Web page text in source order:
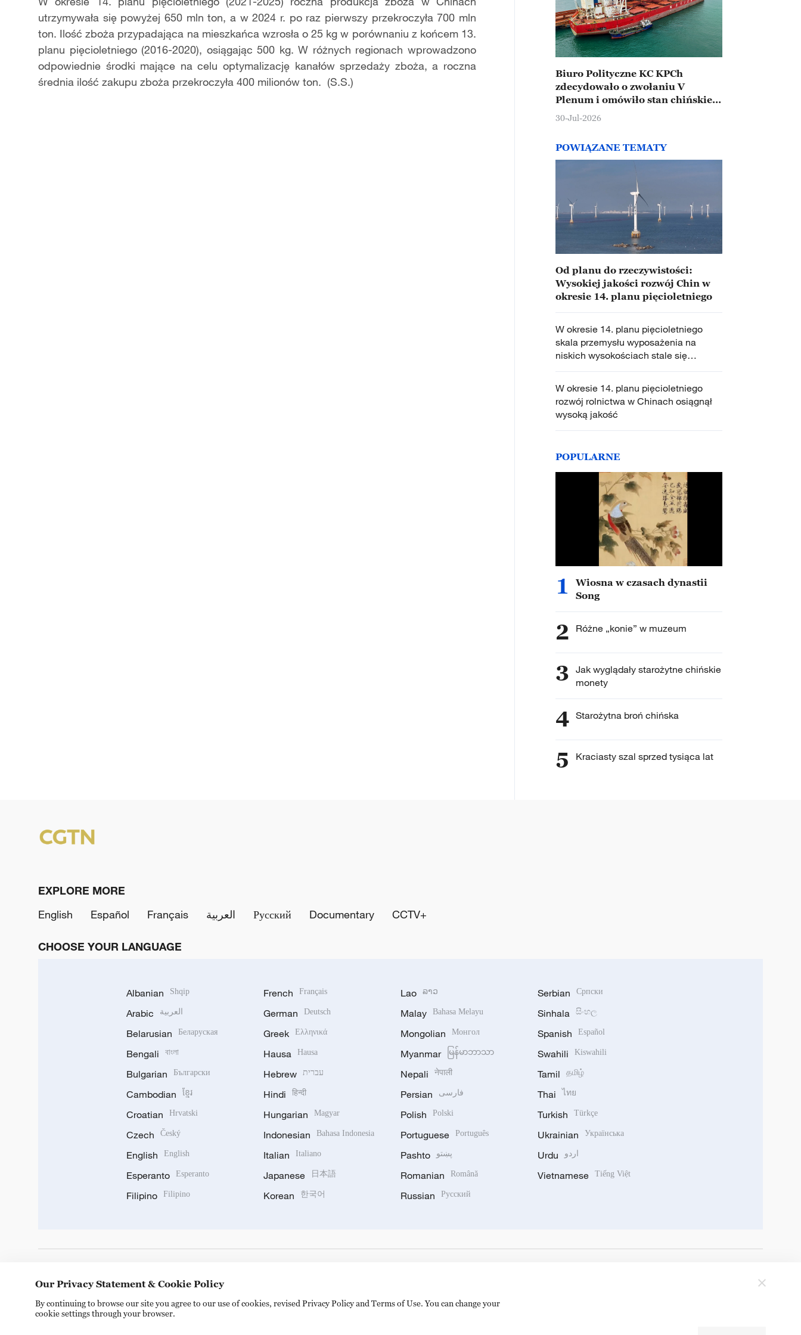
utrzymywała się powyżej 650 mln ton, a w 2024 r. po raz pierwszy przekroczyła 700 mln
ton. Ilość zboża przypadająca na mieszkańca wzrosła o 25 kg w porównaniu z końcem 13.
planu pięcioletniego (2016-2020), osiągając 500 kg. W różnych regionach wprowadzono
odpowiednie środki mające na celu optymalizację kanałów sprzedaży zboża, a roczna
średnia ilość zakupu zboża przekroczyła 400 milionów ton. (S.S.)
Biuro Polityczne KC KPCh
zdecydowało o zwołaniu V
Plenum i omówiło stan chińskiej
gospodarki
30-Jul-2026
POWIĄZANE TEMATY
Od planu do rzeczywistości:
Wysokiej jakości rozwój Chin w
okresie 14. planu pięcioletniego
W okresie 14. planu pięcioletniego
skala przemysłu wyposażenia na
niskich wysokościach stale się
powiększa
W okresie 14. planu pięcioletniego
rozwój rolnictwa w Chinach osiągnął
wysoką jakość
POPULARNE
1
Wiosna w czasach dynastii
Song
2 Różne „konie” w muzeum
3 Jak wyglądały starożytne chińskie
monety
4 Starożytna broń chińska
5 Kraciasty szal sprzed tysiąca lat
EXPLORE MORE
English
Español Français العربية Русский Documentary CCTV+
CHOOSE YOUR LANGUAGE
Albanian Shqip
Arabic العربية
Belarusian Беларуская
Bengali বাংলা
Bulgarian Български
Cambodian ខ្មែរ
Croatian Hrvatski
Czech Český
English English
Esperanto Esperanto
Filipino Filipino
French Français
German Deutsch
Greek Ελληνικά
Hausa Hausa
Hebrew עברית
Hindi हिन्दी
Hungarian Magyar
Indonesian Bahasa Indonesia
Italian Italiano
Japanese 日本語
Korean 한국어
Lao ລາວ
Malay Bahasa Melayu
Mongolian Монгол
Myanmar မြန်မာဘာသာ
Nepali नेपाली
Persian فارسی
Polish Polski
Portuguese Português
Pashto پښتو
Romanian Română
Russian Русский
Serbian Српски
Sinhala සිංහල
Spanish Español
Swahili Kiswahili
Tamil தமிழ்
Thai ไทย
Turkish Türkçe
Ukrainian Українська
Urdu اردو
Vietnamese Tiếng Việt
Our Privacy Statement & Cookie Policy
By continuing to browse our site you agree to our use of cookies, revised Privacy Policy and Terms of Use. You can change your
cookie settings through your browser.